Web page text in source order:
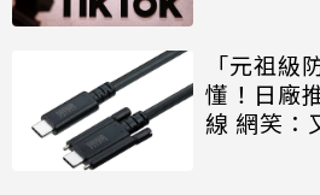
「元祖級
懂！日廠
線 網笑：